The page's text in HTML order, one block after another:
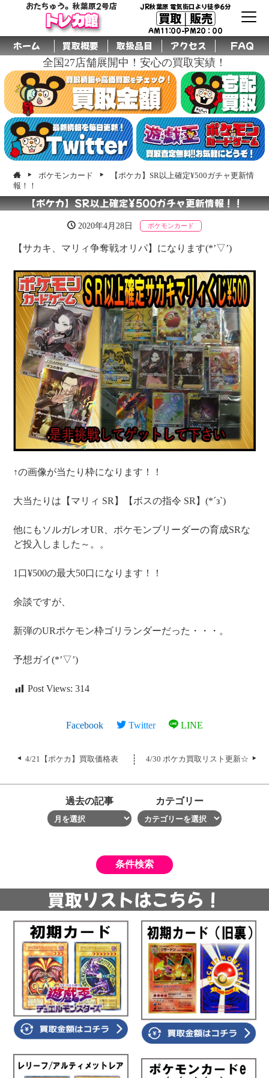
おたちゅう。秋葉原2号店
トレカ館
JR秋葉原 電気街口より徒歩6分
買取│販売
AM11:00-PM20：00
ホーム 買取概要 取扱品目 アクセス FAQ
全国27店舗展開中！安心の買取実績！
ポケモンカード
【ポケカ】SR以上確定¥500ガチャ更新情
報！！
【ポケカ】SR以上確定¥500ガチャ更新情報！！
2020年4月28日 ポケモンカード
【サカキ、マリィ争奪戦オリパ】になります(*’▽’)
↑の画像が当たり枠になります！！
大当たりは【マリィ SR】【ボスの指令 SR】(*´з`)
他にもソルガレオUR、ポケモンブリーダーの育成SRな
ど投入しました～。。
1口¥500の最大50口になります！！
余談ですが、
新弾のURポケモン枠ゴリランダーだった・・・。
予想ガイ(*’▽’)
Post Views: 314
Facebook Twitter LINE
4/21【ポケカ】買取価格表 4/30 ポケカ買取リスト更新☆
過去の記事 カテゴリー
買取リストはこちら！